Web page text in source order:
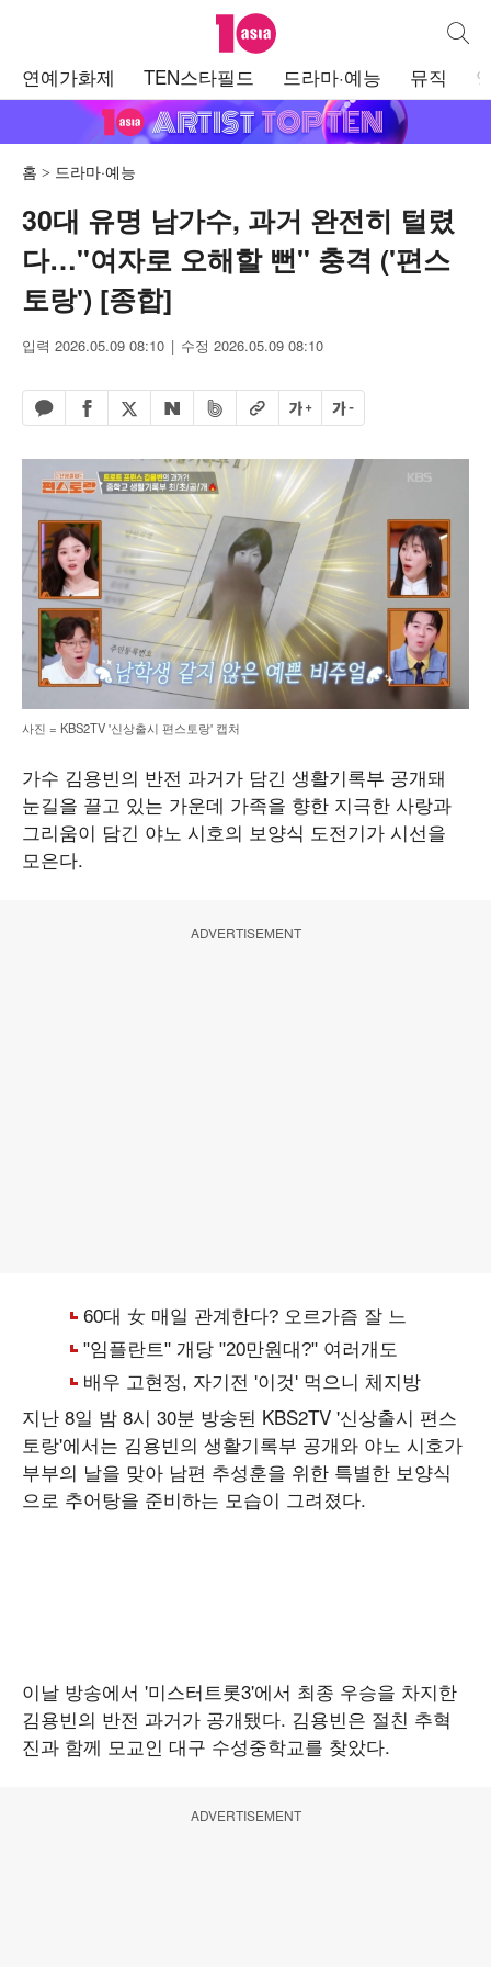
텐아시아 통합
연예가화제 TEN스타필드 드라마·예능 뮤직
홈 드라마·예능
30대 유명 남가수, 과거 완전히 털렸
다…"여자로 오해할 뻔" 충격 ('편스
토랑') [종합]
입력 2026.05.09 08:10 수정 2026.05.09 08:10
카카오톡 공유하기
페이스북 공유하기
엑스 공유하기
네이버 공유하기
밴드 공유하기
URL복사글자 크게글자 작게
사진 = KBS2TV '신상출시 편스토랑' 캡처
가수 김용빈의 반전 과거가 담긴 생활기록부 공개돼
눈길을 끌고 있는 가운데 가족을 향한 지극한 사랑과
그리움이 담긴 야노 시호의 보양식 도전기가 시선을
모은다.
ADVERTISEMENT
지난 8일 밤 8시 30분 방송된 KBS2TV '신상출시 편스
토랑'에서는 김용빈의 생활기록부 공개와 야노 시호가
부부의 날을 맞아 남편 추성훈을 위한 특별한 보양식
으로 추어탕을 준비하는 모습이 그려졌다.
이날 방송에서 '미스터트롯3'에서 최종 우승을 차지한
김용빈의 반전 과거가 공개됐다. 김용빈은 절친 추혁
진과 함께 모교인 대구 수성중학교를 찾았다.
ADVERTISEMENT